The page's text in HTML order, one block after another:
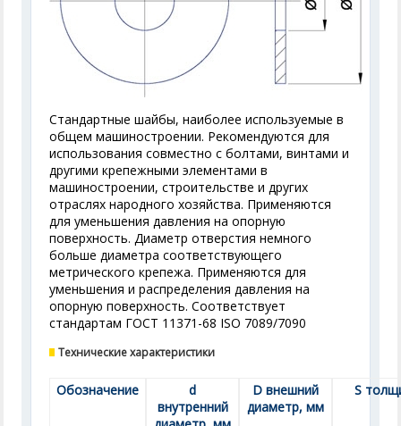
Стандартные шайбы, наиболее используемые в
общем машиностроении. Рекомендуются для
использования совместно с болтами, винтами и
другими крепежными элементами в
машиностроении, строительстве и других
отраслях народного хозяйства. Применяются
для уменьшения давления на опорную
поверхность. Диаметр отверстия немного
больше диаметра соответствующего
метрического крепежа. Применяются для
уменьшения и распределения давления на
опорную поверхность. Соответствует
стандартам ГОСТ 11371-68 ISO 7089/7090
Технические характеристики
Обозначение
d
внутренний
D внешний
диаметр, мм
S